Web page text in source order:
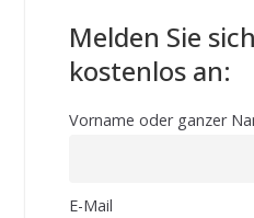
Melden Sie
kostenlos an:
Vorname oder ganzer
E-Mail